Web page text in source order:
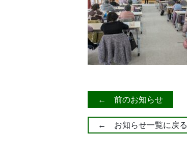
← 前のお知らせ
← お知らせ一覧に戻る